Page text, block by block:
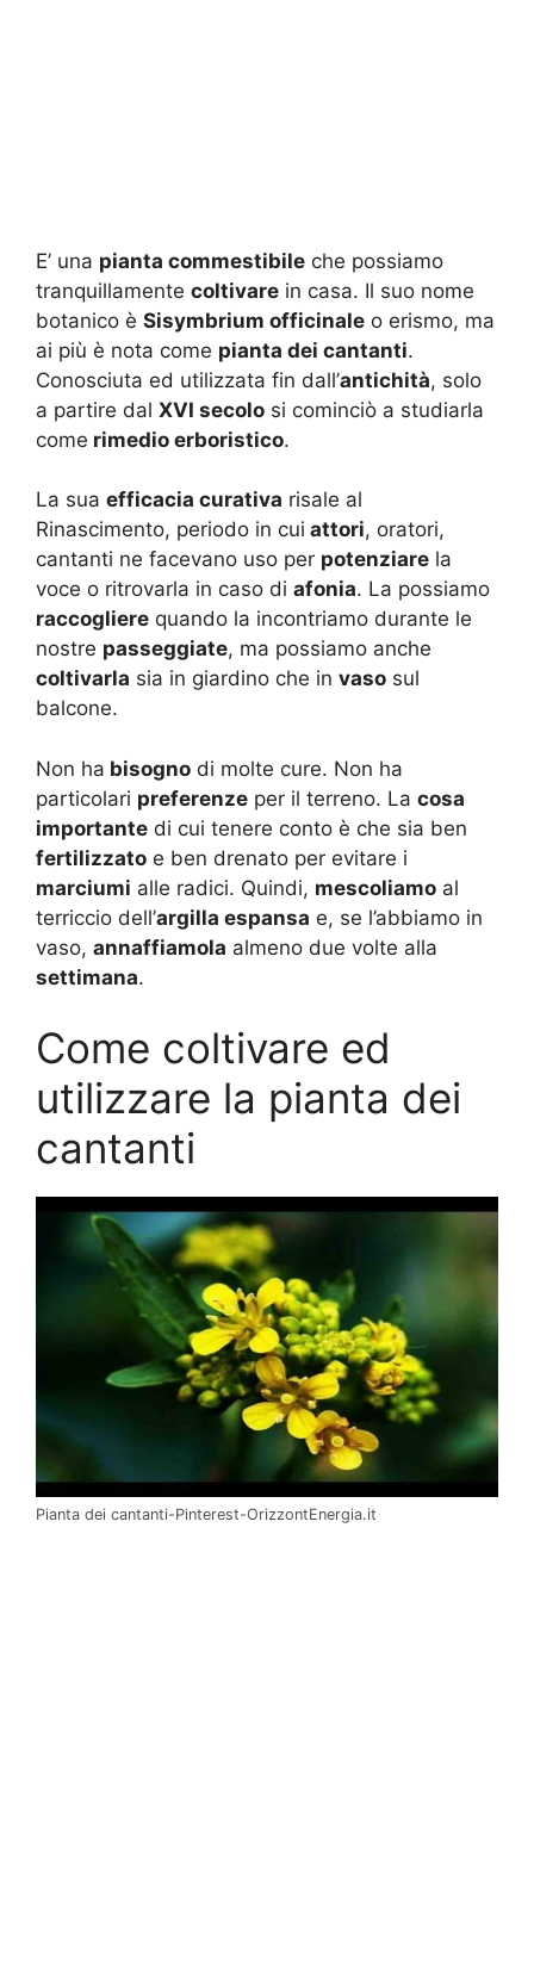
E’ una pianta commestibile che possiamo
tranquillamente coltivare in casa. Il suo nome
botanico è Sisymbrium officinale o erismo, ma
ai più è nota come pianta dei cantanti.
Conosciuta ed utilizzata fin dall’antichità, solo
a partire dal XVI secolo si cominciò a studiarla
come rimedio erboristico.
La sua efficacia curativa risale al
Rinascimento, periodo in cui attori, oratori,
cantanti ne facevano uso per potenziare la
voce o ritrovarla in caso di afonia. La possiamo
raccogliere quando la incontriamo durante le
nostre passeggiate, ma possiamo anche
coltivarla sia in giardino che in vaso sul
balcone.
Non ha bisogno di molte cure. Non ha
particolari preferenze per il terreno. La cosa
importante di cui tenere conto è che sia ben
fertilizzato e ben drenato per evitare i
marciumi alle radici. Quindi, mescoliamo al
terriccio dell’argilla espansa e, se l’abbiamo in
vaso, annaffiamola almeno due volte alla
settimana.
Come coltivare ed
utilizzare la pianta dei
cantanti
Pianta dei cantanti-Pinterest-OrizzontEnergia.it